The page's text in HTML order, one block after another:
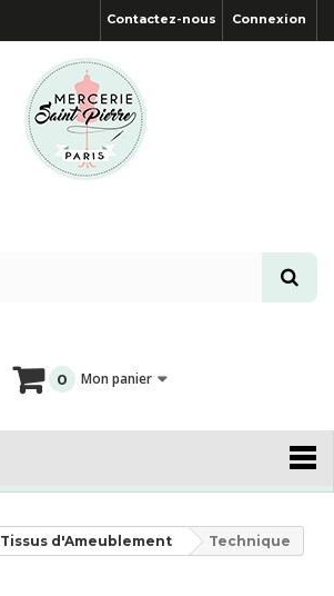
Connexion
Contactez-nous
0 Mon panier
Tissus d'Ameublement Technique